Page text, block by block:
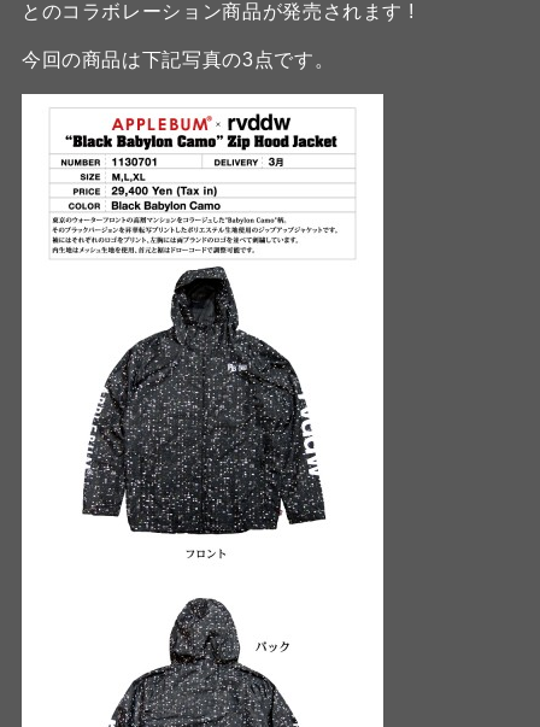
とのコラボレーション商品が発売されます !
今回の商品は下記写真の3点です。